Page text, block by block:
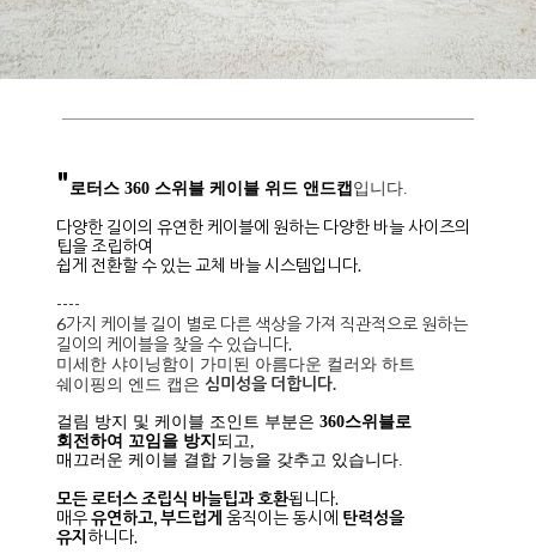
" 로터스 360 스위블 케이블 위드 앤드캡 입니다.
다양한 길이의 유연한 케이블에 원하는 다양한 바늘 사이즈의
팁을 조립하여
쉽게 전환할 수 있는 교체 바늘 시스템입니다.
----
6가지 케이블 길이 별로 다른 색상을 가져 직관적으로 원하는
길이의 케이블을 찾을 수 있습니다.
미세한 샤이닝함이 가미된 아름다운 컬러와 하트
쉐이핑의 엔드 캡은 심미성을 더합니다.
걸림 방지 및 케이블 조인트 부분은 360스위블로
회전하여 꼬임을 방지 되고,
매끄러운 케이블 결합 기능을 갖추고 있습니다.
모든 로터스 조립식 바늘팁과 호환됩니다.
매우유연하고, 부드럽게 움직이는 동시에 탄력성을
유지 하니다.